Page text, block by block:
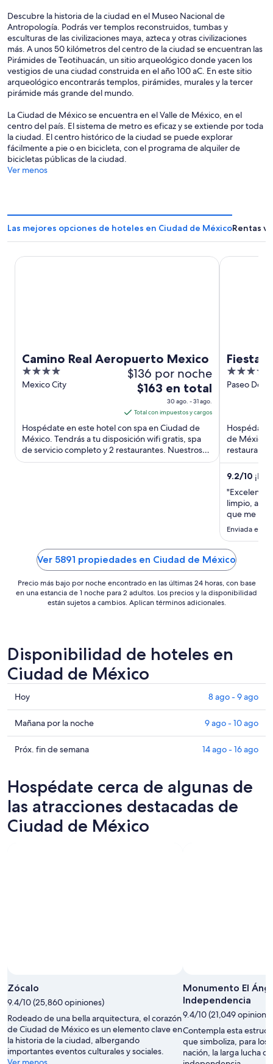
Descubre la historia de la ciudad en el Museo Nacional de
Antropología. Podrás ver templos reconstruidos, tumbas y
esculturas de las civilizaciones maya, azteca y otras civilizaciones
más. A unos 50 kilómetros del centro de la ciudad se encuentran las
Pirámides de Teotihuacán, un sitio arqueológico donde yacen los
vestigios de una ciudad construida en el año 100 aC. En este sitio
arqueológico encontrarás templos, pirámides, murales y la tercer
pirámide más grande del mundo.
La Ciudad de México se encuentra en el Valle de México, en el
centro del país. El sistema de metro es eficaz y se extiende por toda
la ciudad. El centro histórico de la ciudad se puede explorar
fácilmente a pie o en bicicleta, con el programa de alquiler de
bicicletas públicas de la ciudad.
Ver menos
Las mejores opciones de hoteles en Ciudad de MéxicoRentas
Camino Real Aeropuerto Mexico
4
out
Mexico City
$136 por noche
El
es
de
$163
en
total
31
ago
$163 en total
30 ago. - 31 ago.
Total con impuestos y cargos
Hospédate en este hotel con spa en Ciudad de
México. Tendrás a tu disposición wifi gratis, spa
de servicio completo y 2 restaurantes. Nuestros
huéspedes destacan ...
Camino Real Aeropuerto Mexico
Fiesta
4
out
Paseo De
Hospédate
de México.
huéspedes
9.2/10
"Excelente
limpio,
que me
Enviada el 7
Fiesta
Ver 5891 propiedades en Ciudad de México
Precio más bajo por noche encontrado en las últimas 24 horas, con base
en una estancia de 1 noche para 2 adultos. Los precios y la disponibilidad
están sujetos a cambios. Aplican términos adicionales.
Disponibilidad de hoteles en
Ciudad de México
Consultar
precios
en
Ciudad
de
hoy,
ago
-
Hoy 8 ago - 9 ago
Consultar
precios
en
México
mañana
por
Mañana por la noche 9 ago - 10 ago
Consultar
Ciudad
de
México
para
Próx. fin de semana 14 ago - 16 ago
Hospédate cerca de algunas de
las atracciones destacadas de
Ciudad de México
Zócalo
9.4/10 (25,860 opiniones)
Rodeado de una bella arquitectura, el corazón
de Ciudad de México es un elemento clave en
la historia de la ciudad, albergando
importantes eventos culturales y sociales.
Monumento El
Independencia
9.4/10 (21,049
Contempla esta
que simboliza, para los
nación, la larga lucha